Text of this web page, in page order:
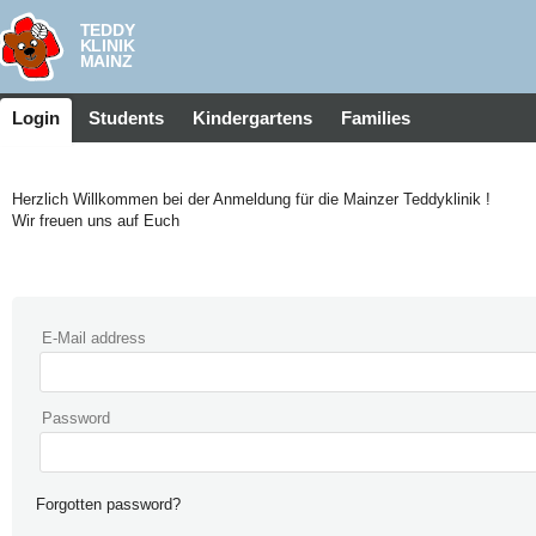
Login Students Kindergartens Families
Herzlich Willkommen bei der Anmeldung für die Mainzer Teddyklinik !
Wir freuen uns auf Euch
E-Mail address
Password
Forgotten password?